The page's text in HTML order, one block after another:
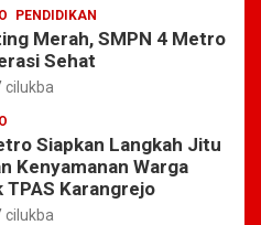
PENDIDIKAN
Merah, SMPN 4 Metro
Sehat
cilukba
Siapkan Langkah Jitu
Kenyamanan Warga
TPAS Karangrejo
cilukba